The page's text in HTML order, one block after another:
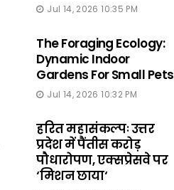
Jul 14, 2026 10:35 PM
The Foraging Ecology:
Dynamic Indoor
Gardens For Small Pets
Jul 14, 2026 10:32 PM
हरित महासंकल्पः उत्तर
प्रदेश में पैंतीस करोड़
पौधारोपण, एक्सप्रेसवे पर
‘मिशन छाया‘